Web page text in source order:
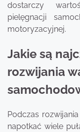
dostarczy
pielęgnacji
motoryzacyjnej.
Jakie są
rozwijania
Podczas
napotkać wiele